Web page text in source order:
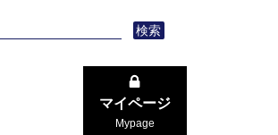
検索
マイページ
Mypage